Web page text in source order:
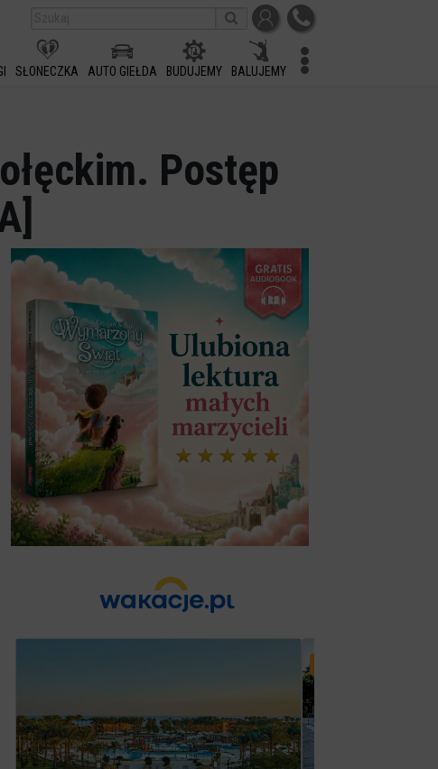
SŁONECZKA AUTO GIEŁDA BUDUJEMY BALUJEMY
Postęp